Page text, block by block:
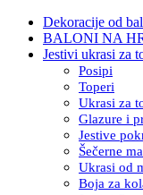
Dekoracije od
BALONI NA
Jestivi ukrasi za
Posipi
Toperi
Ukrasi za
Glazure i
Jestive
Šečerne
Ukrasi od
Boja za